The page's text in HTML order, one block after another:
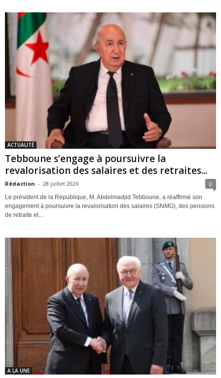
ACTUALITÉ
Tebboune s’engage à poursuivre la
revalorisation des salaires et des retraites...
Rédaction - 28 juillet 2026 0
Le président de la République, M. Abdelmadjid Tebboune, a réaffirmé son
engagement à poursuivre la revalorisation des salaires (SNMG), des pensions
de retraite et...
A LA UNE